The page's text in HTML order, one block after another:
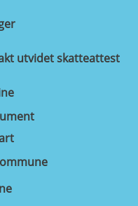
utvidet skatteattest